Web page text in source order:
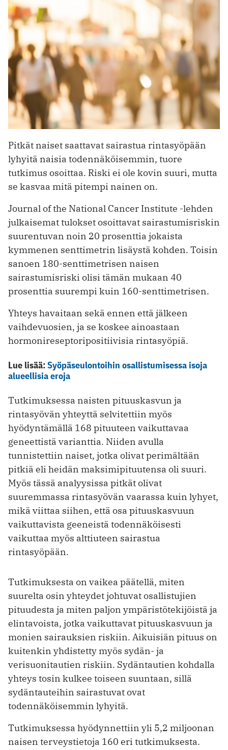
Pitkät naiset saattavat sairastua rintasyöpään
lyhyitä naisia todennäköisemmin, tuore
tutkimus osoittaa. Riski ei ole kovin suuri, mutta
se kasvaa mitä pitempi nainen on.
Journal of the National Cancer Institute -lehden
julkaisemat tulokset osoittavat sairastumisriskin
suurentuvan noin 20 prosenttia jokaista
kymmenen senttimetrin lisäystä kohden. Toisin
sanoen 180-senttimetrisen naisen
sairastumisriski olisi tämän mukaan 40
prosenttia suurempi kuin 160-senttimetrisen.
Yhteys havaitaan sekä ennen että jälkeen
vaihdevuosien, ja se koskee ainoastaan
hormonireseptoripositiivisia rintasyöpiä.
Lue lisää:Syöpäseulontoihin osallistumisessa isoja
alueellisia eroja
Tutkimuksessa naisten pituuskasvun ja
rintasyövän yhteyttä selvitettiin myös
hyödyntämällä 168 pituuteen vaikuttavaa
geneettistä varianttia. Niiden avulla
tunnistettiin naiset, jotka olivat perimältään
pitkiä eli heidän maksimipituutensa oli suuri.
Myös tässä analyysissa pitkät olivat
suuremmassa rintasyövän vaarassa kuin lyhyet,
mikä viittaa siihen, että osa pituuskasvuun
vaikuttavista geeneistä todennäköisesti
vaikuttaa myös alttiuteen sairastua
rintasyöpään.
Tutkimuksesta on vaikea päätellä, miten
suurelta osin yhteydet johtuvat osallistujien
pituudesta ja miten paljon ympäristötekijöistä ja
elintavoista, jotka vaikuttavat pituuskasvuun ja
monien sairauksien riskiin. Aikuisiän pituus on
kuitenkin yhdistetty myös sydän- ja
verisuonitautien riskiin. Sydäntautien kohdalla
yhteys tosin kulkee toiseen suuntaan, sillä
sydäntauteihin sairastuvat ovat
todennäköisemmin lyhyitä.
Tutkimuksessa hyödynnettiin yli 5,2 miljoonan
naisen terveystietoja 160 eri tutkimuksesta.